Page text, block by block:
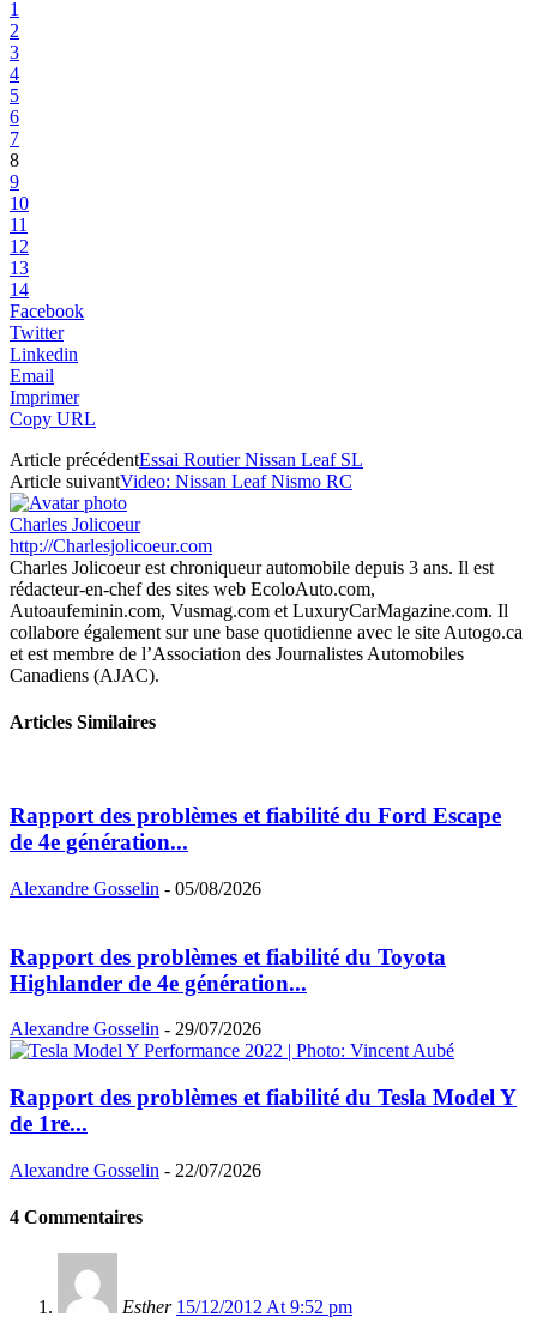
1
2
3
4
5
6
7
8
9
10
11
12
13
14
Facebook
Twitter
Linkedin
Email
Imprimer
Copy URL
Article précédentEssai Routier Nissan Leaf SL
Article suivantVideo: Nissan Leaf Nismo RC
Charles Jolicoeur
http://Charlesjolicoeur.com
Charles Jolicoeur est chroniqueur automobile depuis 3 ans. Il est
rédacteur-en-chef des sites web EcoloAuto.com,
Autoaufeminin.com, Vusmag.com et LuxuryCarMagazine.com. Il
collabore également sur une base quotidienne avec le site Autogo.ca
et est membre de l’Association des Journalistes Automobiles
Canadiens (AJAC).
Articles Similaires
Rapport des problèmes et fiabilité du Ford Escape
de 4e génération...
Alexandre Gosselin - 05/08/2026
Rapport des problèmes et fiabilité du Toyota
Highlander de 4e génération...
Alexandre Gosselin - 29/07/2026
Rapport des problèmes et fiabilité du Tesla Model Y
de 1re...
Alexandre Gosselin - 22/07/2026
4 Commentaires
Esther 15/12/2012 At 9:52 pm